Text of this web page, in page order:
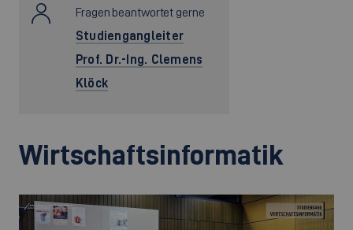
Fragen beantwortet gerne
Studiengangleiter
Prof. Dr.-Ing. Clemens
Klöck
Wirtschaftsinformatik